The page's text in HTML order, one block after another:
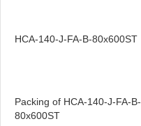
HCA-140-J-FA-B-80x600ST
Packing of HCA-140-J-FA-B-
80x600ST